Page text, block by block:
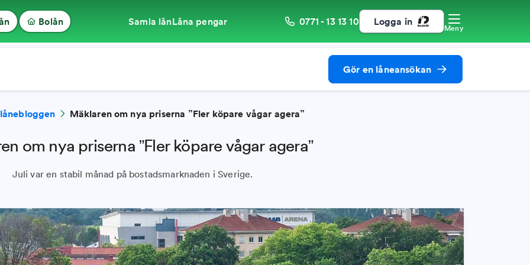
Bolån Samla lånLåna pengar 0771 - 13 13 10 Logga in
Meny
Gör en låneansökan
Mäklaren om nya priserna ”Fler köpare vågar agera”
om nya priserna ”Fler köpare vågar agera”
Juli var en stabil månad på bostadsmarknaden i Sverige.